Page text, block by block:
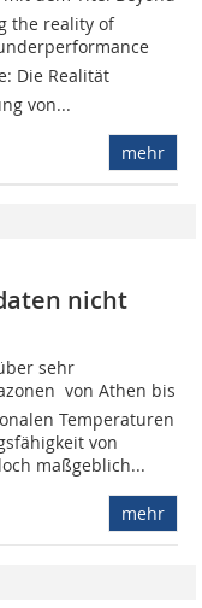
the reality of
Die Realität
von...
mehr
nicht
sehr
 von Athen bis
Temperaturen
von
maßgeblich...
mehr